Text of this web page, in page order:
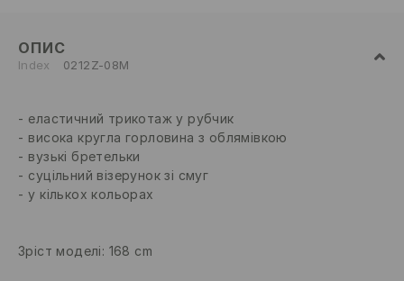
ОПИС
Index 0212Z-08M
еластичний трикотаж у рубчик
висока кругла горловина з облямівкою
вузькі бретельки
суцільний візерунок зі смуг
у кількох кольорах
Зріст моделі: 168 cm